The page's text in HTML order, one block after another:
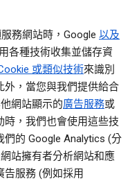
務網站時，Google 以及
各種技術收集並儲存資
或類似技術來識別
外，當您與我們提供給合
網站顯示的廣告服務或
時，我們也會使用這些技
的 Google Analytics (分
站擁有者分析網站和應
告服務 (例如採用